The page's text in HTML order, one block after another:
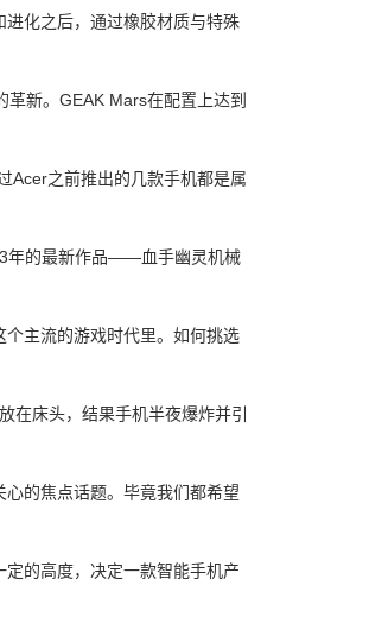
化之后，通过橡胶材质与特殊
新。GEAK Mars在配置上达到
之前推出的几款手机都是属
年的最新作品——血手幽灵机械
主流的游戏时代里。如何挑选
床头，结果手机半夜爆炸并引
的焦点话题。毕竟我们都希望
的高度，决定一款智能手机产